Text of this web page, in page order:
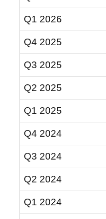
Q1 2026
Q4 2025
Q3 2025
Q2 2025
Q1 2025
Q4 2024
Q3 2024
Q2 2024
Q1 2024